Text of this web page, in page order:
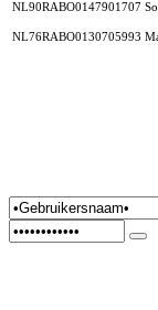
NL90RABO0147901707
NL76RABO0130705993